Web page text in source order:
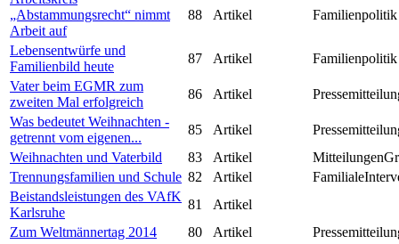
„Abstammungsrecht“ nimmt
Arbeit auf
88 Artikel Familienpolitik
Lebensentwürfe und
Familienbild heute
87 Artikel
Familienpolitik
Vater beim EGMR zum
zweiten Mal erfolgreich
86 Artikel
Was bedeutet Weihnachten -
getrennt vom eigenen...
85 Artikel
Weihnachten und Vaterbild
83 Artikel
Trennungsfamilien und Schule 82 Artikel
Beistandsleistungen des VAfK
Karlsruhe
81
Artikel
Zum Weltmännertag 2014
80 Artikel